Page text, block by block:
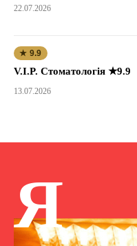
22.07.2026
★ 9.9
V.I.P. Стоматологія ★9.9
13.07.2026
Я